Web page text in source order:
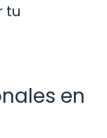
tu
en